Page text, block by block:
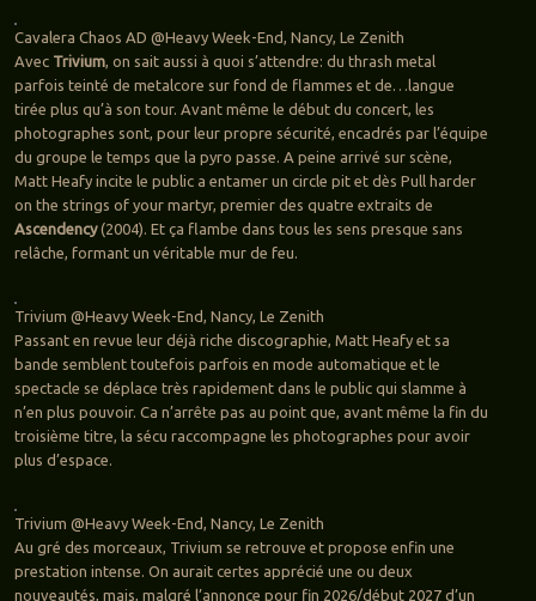
Cavalera Chaos AD @Heavy Week-End, Nancy, Le Zenith
Avec Trivium, on sait aussi à quoi s’attendre: du thrash metal
parfois teinté de metalcore sur fond de flammes et de…langue
tirée plus qu’à son tour. Avant même le début du concert, les
photographes sont, pour leur propre sécurité, encadrés par l’équipe
du groupe le temps que la pyro passe. A peine arrivé sur scène,
Matt Heafy incite le public a entamer un circle pit et dès Pull harder
on the strings of your martyr, premier des quatre extraits de
Ascendency(2004). Et ça flambe dans tous les sens presque sans
relâche, formant un véritable mur de feu.
Trivium @Heavy Week-End, Nancy, Le Zenith
Passant en revue leur déjà riche discographie, Matt Heafy et sa
bande semblent toutefois parfois en mode automatique et le
spectacle se déplace très rapidement dans le public qui slamme à
n’en plus pouvoir. Ca n’arrête pas au point que, avant même la fin du
troisième titre, la sécu raccompagne les photographes pour avoir
plus d’espace.
Trivium @Heavy Week-End, Nancy, Le Zenith
Au gré des morceaux, Trivium se retrouve et propose enfin une
prestation intense. On aurait certes apprécié une ou deux
nouveautés, mais, malgré l’annonce pour fin 2026/début 2027 d’un